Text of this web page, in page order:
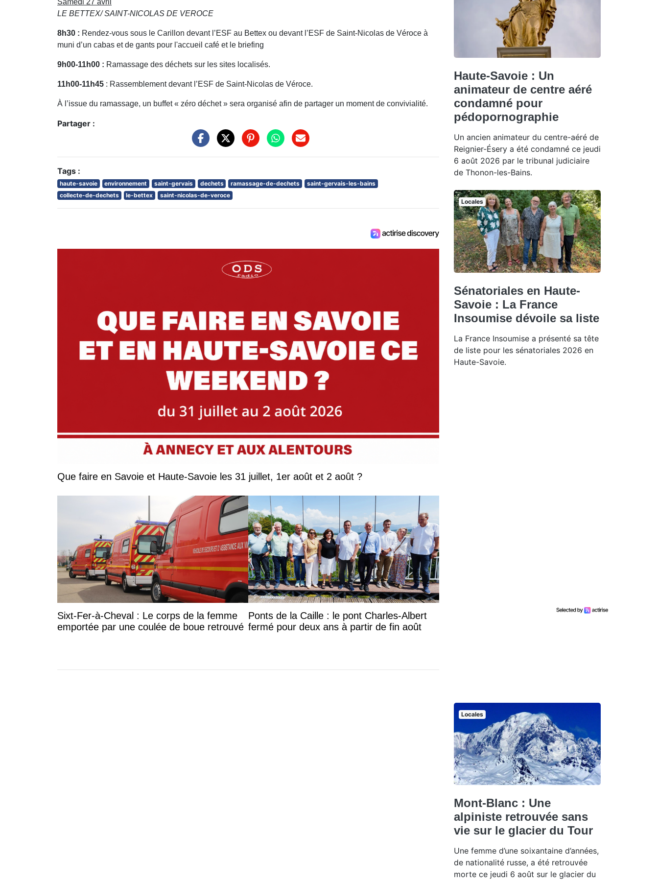
LE BETTEX/ SAINT-NICOLAS DE VEROCE
8h30 : Rendez-vous sous le Carillon devant l’ESF au Bettex ou devant l’ESF de Saint-Nicolas de Véroce à
muni d’un cabas et de gants pour l'accueil café et le briefing
9h00-11h00 : Ramassage des déchets sur les sites localisés.
11h00-11h45 : Rassemblement devant l’ESF de Saint-Nicolas de Véroce.
À l’issue du ramassage, un buffet « zéro déchet » sera organisé afin de partager un moment de convivialité.
Partager :
Tags :
haute-savoie environnement saint-gervais dechets ramassage-de-dechets
saint-gervais-les-bains
collecte-de-dechets
le-bettex saint-nicolas-de-veroce
Que faire en Savoie et Haute-Savoie les 31 juillet, 1er août et 2 août ?
Sixt-Fer-à-Cheval : Le corps de la femme
emportée par une coulée de boue retrouvé
Ponts de la Caille : le pont Charles-Albert
fermé pour deux ans à partir de fin août
Haute-Savoie : Un
animateur de centre aéré
condamné pour
pédopornographie
Un ancien animateur du centre-aéré de
Reignier-Ésery a été condamné ce jeudi
6 août 2026 par le tribunal judiciaire
de Thonon-les-Bains.
Locales
Sénatoriales en Haute-
Savoie : La France
Insoumise dévoile sa liste
La France Insoumise a présenté sa tête
de liste pour les sénatoriales 2026 en
Haute-Savoie.
Locales
Mont-Blanc : Une
alpiniste retrouvée sans
vie sur le glacier du Tour
Une femme d’une soixantaine d’années,
de nationalité russe, a été retrouvée
morte ce jeudi 6 août sur le glacier du